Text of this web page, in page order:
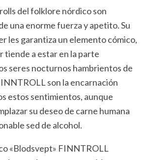
del folklore nórdico son
una enorme fuerza y apetito. Su
les garantiza un elemento cómico,
tiende a estar en la parte
seres nocturnos hambrientos de
son la encarnación
estos sentimientos, aunque
su deseo de carne humana
sed de alcohol.
«Blodsvept» FINNTROLL